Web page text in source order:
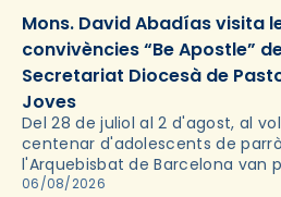
Mons. David Abadías visita
convivències “Be Apostle”
Secretariat Diocesà de
Joves
Del 28 de juliol al 2 d'agost, al
centenar d'adolescents de
l'Arquebisbat de Barcelona van
les convivències Be Apostle,
06/08/2026